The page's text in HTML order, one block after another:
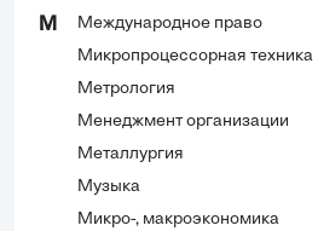
М
Международное право
Микропроцессорная техника
Метрология
Менеджмент организации
Металлургия
Музыка
Микро-, макроэкономика